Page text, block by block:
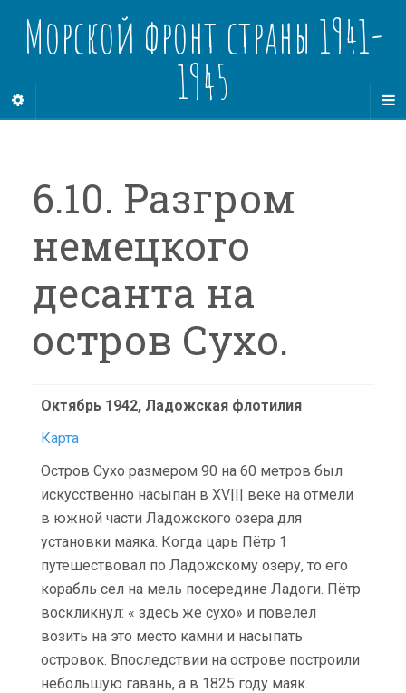
Морской фронт страны 1941-
1945
6.10. Разгром
немецкого
десанта на
остров Сухо.
Октябрь 1942, Ладожская флотилия
Карта
Остров Сухо размером 90 на 60 метров был
искусственно насыпан в XV||| веке на отмели
в южной части Ладожского озера для
установки маяка. Когда царь Пётр 1
путешествовал по Ладожскому озеру, то его
корабль сел на мель посередине Ладоги. Пётр
воскликнул: « здесь же сухо» и повелел
возить на это место камни и насыпать
островок. Впоследствии на острове построили
небольшую гавань, а в 1825 году маяк.